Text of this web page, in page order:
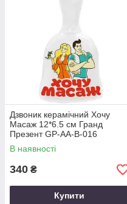
Дзвоник керамічний Хочу
Масаж 12*6.5 см Гранд
Презент GP-AA-B-016
В наявності
340 ₴
Купити